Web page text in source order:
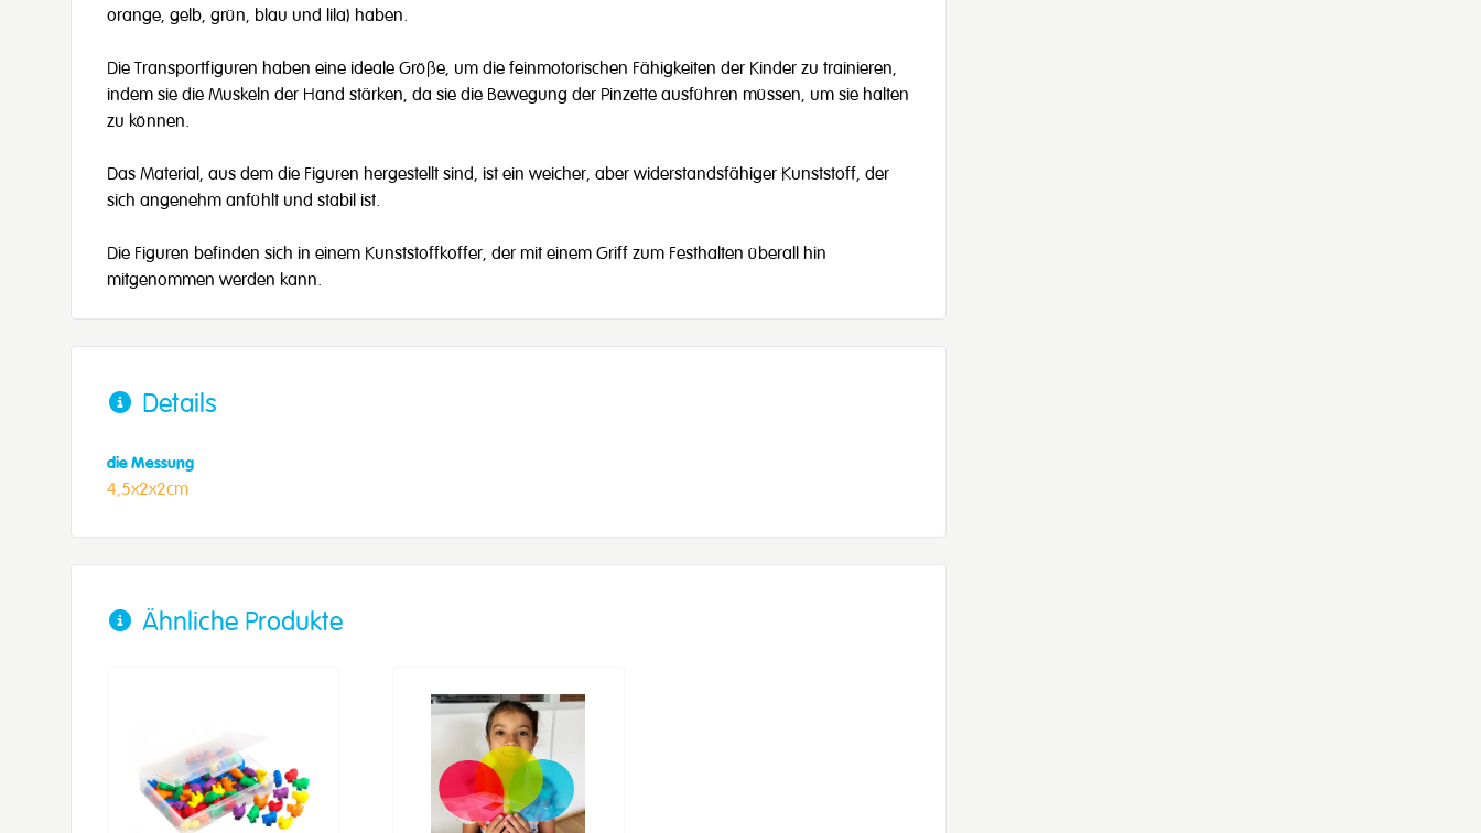
orange, gelb, grün, blau und lila) haben.
Die Transportfiguren haben eine ideale Größe, um die feinmotorischen Fähigkeiten der Kinder zu trainieren,
indem sie die Muskeln der Hand stärken, da sie die Bewegung der Pinzette ausführen müssen, um sie halten
zu können.
Das Material, aus dem die Figuren hergestellt sind, ist ein weicher, aber widerstandsfähiger Kunststoff, der
sich angenehm anfühlt und stabil ist.
Die Figuren befinden sich in einem Kunststoffkoffer, der mit einem Griff zum Festhalten überall hin
mitgenommen werden kann.
Details
die Messung
4,5x2x2cm
Ähnliche Produkte